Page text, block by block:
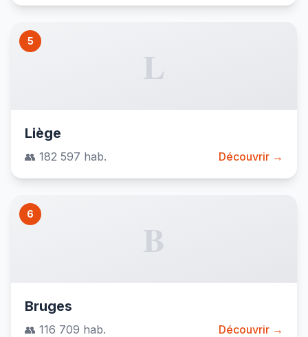
5
L
Liège
👥 182 597 hab. Découvrir →
6
B
Bruges
👥 116 709 hab. Découvrir →